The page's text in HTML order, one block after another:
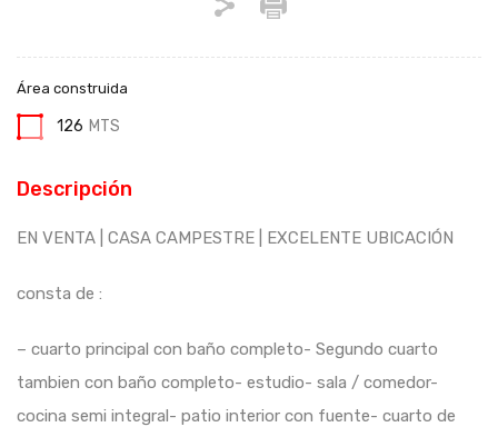
Área construida
126 MTS
Descripción
EN VENTA | CASA CAMPESTRE | EXCELENTE UBICACIÓN
consta de :
– cuarto principal con baño completo- Segundo cuarto
tambien con baño completo- estudio- sala / comedor-
cocina semi integral- patio interior con fuente- cuarto de